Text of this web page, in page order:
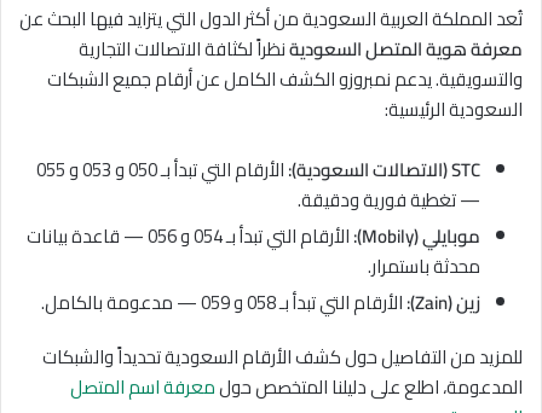
تُعد المملكة العربية السعودية من أكثر الدول التي يتزايد فيها البحث عن
معرفة هوية المتصل السعوديةنظراً لكثافة الاتصالات التجارية
والتسويقية. يدعم نمبروزو الكشف الكامل عن أرقام جميع الشبكات
السعودية الرئيسية:
STC (الاتصالات السعودية):
الأرقام التي تبدأ بـ 050 و 053 و 055
— تغطية فورية ودقيقة.
موبايلي (Mobily):
الأرقام التي تبدأ بـ 054 و 056 — قاعدة بيانات
محدثة باستمرار.
زين (Zain):
الأرقام التي تبدأ بـ 058 و 059 — مدعومة بالكامل.
للمزيد من التفاصيل حول كشف الأرقام السعودية تحديداً والشبكات
المدعومة، اطلع على دليلنا المتخصص حولمعرفة اسم المتصل